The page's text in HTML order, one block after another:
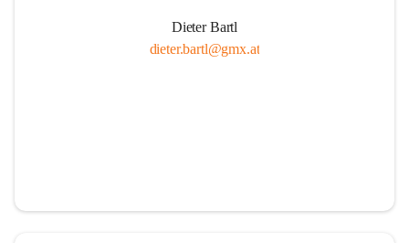
Dieter Bartl
dieter.bartl@gmx.at